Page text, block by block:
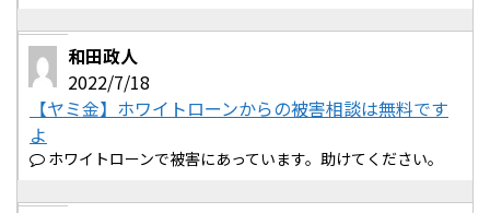
和田政人
2022/7/18
【ヤミ金】ホワイトローンからの被害相談は無料です
よ
ホワイトローンで被害にあっています。助けてください。